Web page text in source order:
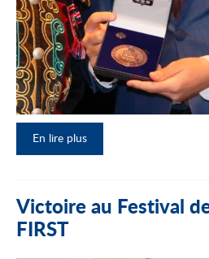
En lire plus
Victoire au Festival
FIRST